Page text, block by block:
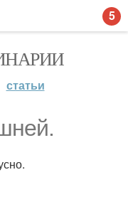
статьи
5